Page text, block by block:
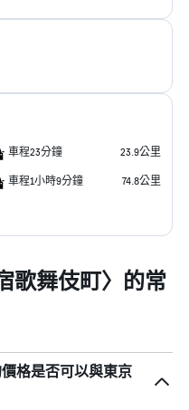
車程23分鐘 23.9公里
車程1小時9分鐘 74.8公里
歌舞伎町〉的常
格是否可以與東京